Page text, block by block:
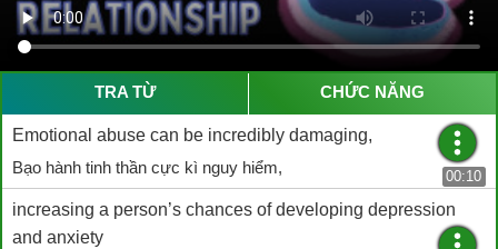
TRA TỪ CHỨC NĂNG
Emotional abuse can be incredibly damaging,
Bạo hành tinh thần cực kì nguy hiểm,
00:10
increasing a person’s chances of developing depression
and anxiety